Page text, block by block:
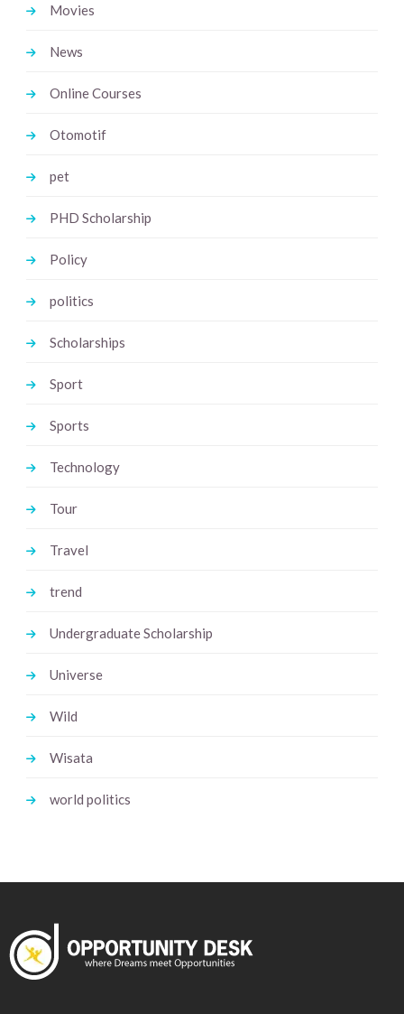
Movies
News
Online Courses
Otomotif
pet
PHD Scholarship
Policy
politics
Scholarships
Sport
Sports
Technology
Tour
Travel
trend
Undergraduate Scholarship
Universe
Wild
Wisata
world politics